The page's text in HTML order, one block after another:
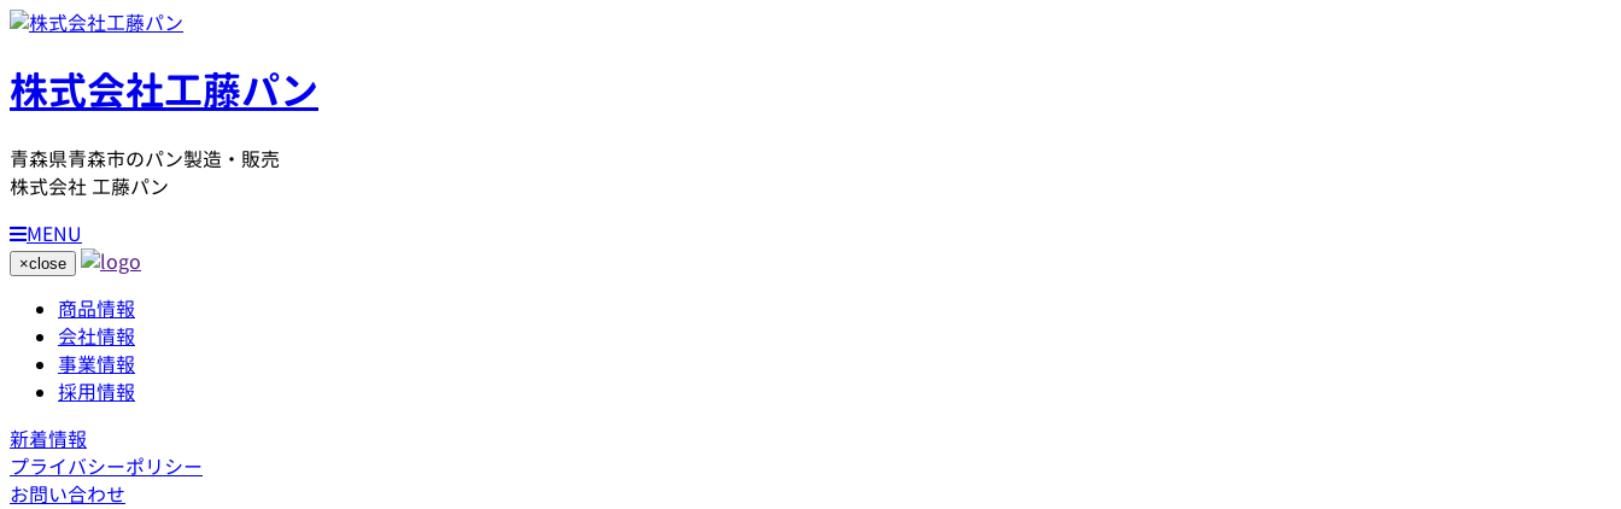
株式会社工藤パン
青森県青森市のパン製造・販売
株式会社 工藤パン
MENU
×close
商品情報
会社情報
事業情報
採用情報
新着情報
プライバシーポリシー
お問い合わせ